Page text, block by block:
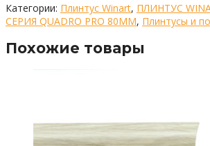
Категории: Плинтус Winart, ПЛИНТУС
СЕРИЯ QUADRO PRO 80ММ, Плинтусы и
Похожие товары